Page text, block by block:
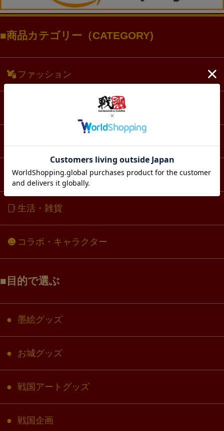
商品カテゴリー（CATEGORY)
ファッション
アクセサリー・アクスタ
スマホ・IT・メディア
生活・雑貨
コラボ・キャラクター
目的で選ぶ
墨絵グッズ
お城グッズ
戦国アートグッズ
戦国企画